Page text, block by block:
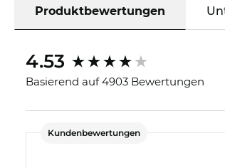
intensiver, auch Deine Sicherheit
Lieferzeitpunkt sogar
Produktbewertungen
4.53
Basierend auf 4903 Bewertungen
Kundenbewertungen